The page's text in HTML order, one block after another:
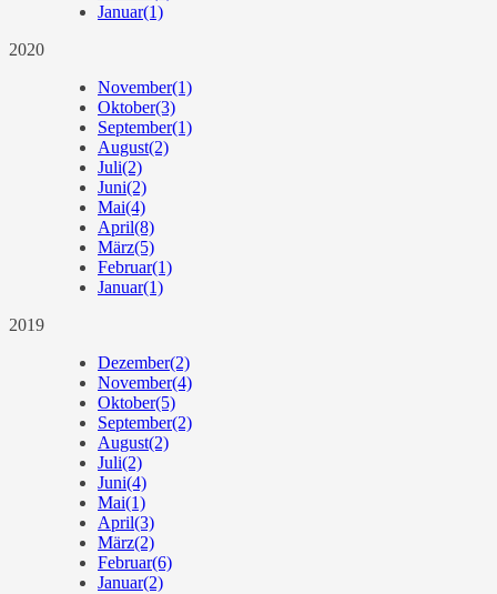
Januar(1)
2020
November(1)
Oktober(3)
September(1)
August(2)
Juli(2)
Juni(2)
Mai(4)
April(8)
März(5)
Februar(1)
Januar(1)
2019
Dezember(2)
November(4)
Oktober(5)
September(2)
August(2)
Juli(2)
Juni(4)
Mai(1)
April(3)
März(2)
Februar(6)
Januar(2)